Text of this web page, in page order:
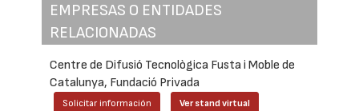
EMPRESAS O ENTIDADES
RELACIONADAS
Centre de Difusió Tecnològica Fusta i Moble de
Catalunya, Fundació Privada
Solicitar información Ver stand virtual